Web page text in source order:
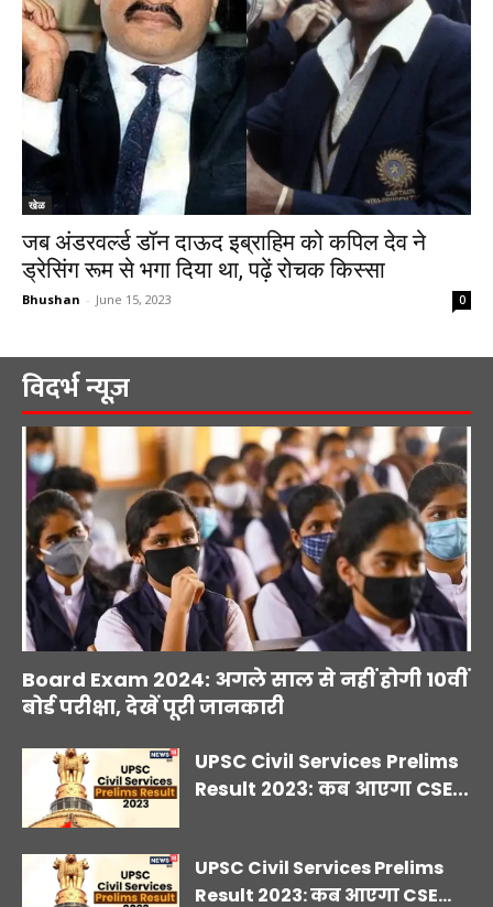
खेळ
जब अंडरवर्ल्ड डॉन दाऊद इब्राहिम को कपिल देव ने
ड्रेसिंग रूम से भगा दिया था, पढ़ें रोचक किस्सा
Bhushan - June 15, 2023 0
विदर्भ न्यूज़
Board Exam 2024: अगले साल से नहीं होगी 10वीं
बोर्ड परीक्षा, देखें पूरी जानकारी
UPSC Civil Services Prelims
Result 2023: कब आएगा CSE...
UPSC Civil Services Prelims
Result 2023: कब आएगा CSE...